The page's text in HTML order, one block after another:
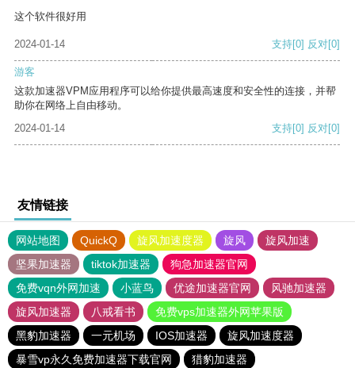
这个软件很好用
2024-01-14 支持[0] 反对[0]
游客
这款加速器VPM应用程序可以给你提供最高速度和安全性的连接，并帮
助你在网络上自由移动。
2024-01-14
支持[0] 反对[0]
友情链接
网站地图 QuickQ 旋风加速度器 旋风
旋风加速
坚果加速器
tiktok加速器
狗急加速器官网
免费vqn外网加速
小蓝鸟 优途加速器官网
风驰加速器
旋风加速器
八戒看书
免费vps加速器外网苹果版
黑豹加速器
一元机场 IOS加速器
旋风加速度器
暴雪vp永久免费加速器下载官网
猎豹加速器